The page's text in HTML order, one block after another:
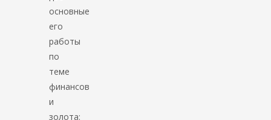
основные
его
работы
по
теме
финансов
и
золота: